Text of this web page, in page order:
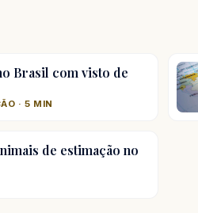
Brasil com visto de
· 5 MIN
de estimação no